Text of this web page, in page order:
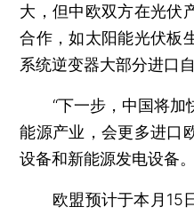
大，但中欧双方在光伏
合作，如太阳能光伏板
系统逆变器大部分进口自
“下一步，中国将加
能源产业，会更多进口
设备和新能源发电设备。
欧盟预计于本月15日